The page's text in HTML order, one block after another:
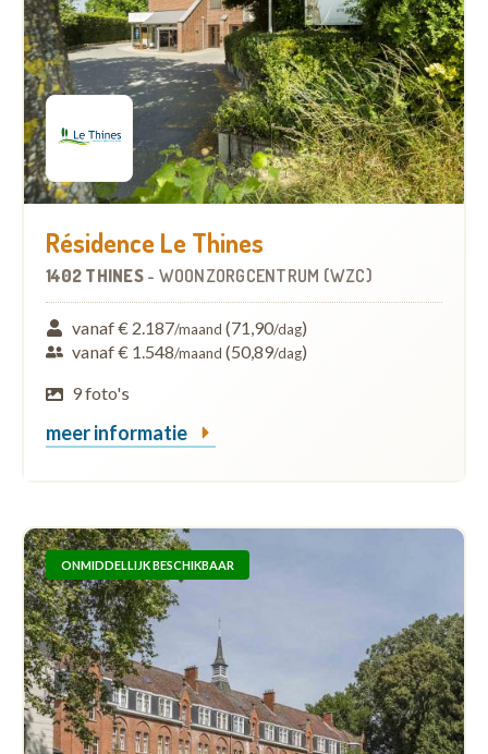
Résidence Le Thines
1402 THINES - WOONZORGCENTRUM (WZC)
vanaf € 2.187/maand (71,90/dag)
vanaf € 1.548/maand (50,89/dag)
9 foto's
meer informatie
ONMIDDELLIJK BESCHIKBAAR